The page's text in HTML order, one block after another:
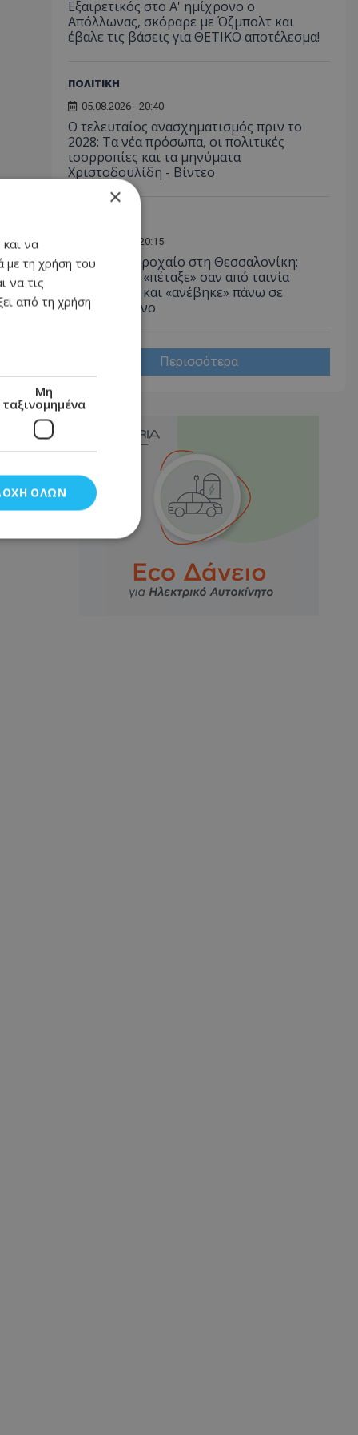
Εξαιρετικός στο Α' ημίχρονο ο
Απόλλωνας, σκόραρε με Όζμπολτ και
έβαλε τις βάσεις για ΘΕΤΙΚΟ αποτέλεσμα!
ΠΟΛΙΤΙΚΗ
05.08.2026 - 20:40
Ο τελευταίος ανασχηματισμός πριν το
2028: Τα νέα πρόσωπα, οι πολιτικές
ισορροπίες και τα μηνύματα
Χριστοδουλίδη - Βίντεο
05.08.2026 - 20:15
Απίστευτο τροχαίο στη Θεσσαλονίκη:
Αυτοκίνητο «πέταξε» σαν από ταινία
καταδίωξης και «ανέβηκε» πάνω σε
παρκαρισμένο
Περισσότερα
×
και να
με τη χρήση του
να τις
από τη χρήση
Μη
ταξινομημένα
ΌΛΩΝ
cookies.
του χρήστη
και
των
από το
με τον τρόπο
χρήστης
τη
χρήστη και τις
με την
δεδομένα
τους.
ανθρώπων
προκειμένου να
σχετικά με
τους.
το
Script.com